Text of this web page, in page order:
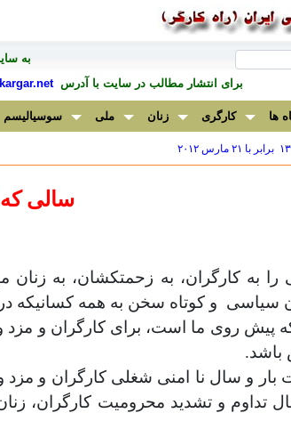
به
برای انتشار مطالب در سايت با آدرس
ها کارگری زنان ملی سوسیالیسم
سالی
سیاسی و کوتاه سخن به همه کسانیکه
پیش روی ما است، برای کارگران و
باشد.
بار و سال نا امنی شغلی کارگران و
و تشدید محرومیت کارگران،